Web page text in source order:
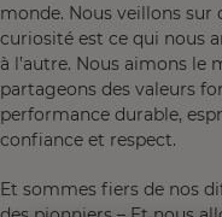
monde. Nous veillons sur
curiosité est ce qui nous
à l’autre. Nous aimons le
partageons des valeurs
performance durable,
confiance et respect.
Et sommes fiers de nos